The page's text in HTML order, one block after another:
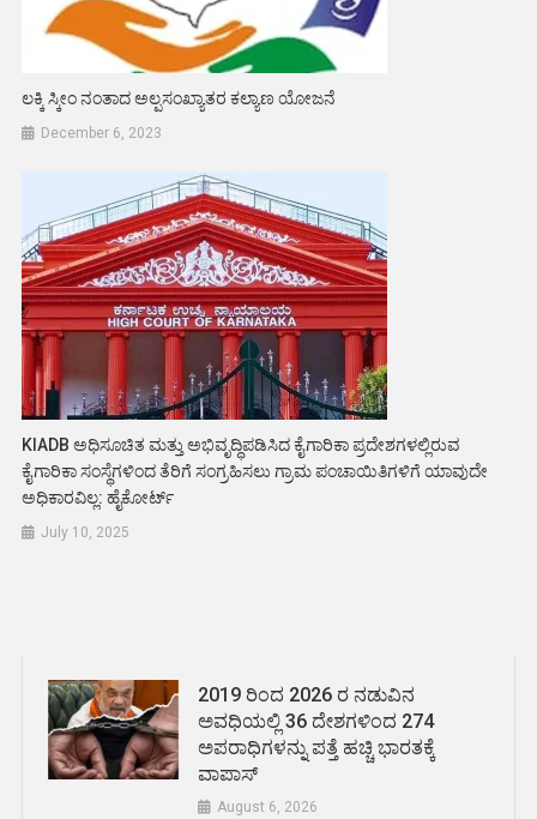
ಲಕ್ಕಿ ಸ್ಕೀಂ ನಂತಾದ ಅಲ್ಪಸಂಖ್ಯಾತರ ಕಲ್ಯಾಣ ಯೋಜನೆ
December 6, 2023
KIADB ಅಧಿಸೂಚಿತ ಮತ್ತು ಅಭಿವೃದ್ಧಿಪಡಿಸಿದ ಕೈಗಾರಿಕಾ ಪ್ರದೇಶಗಳಲ್ಲಿರುವ
ಕೈಗಾರಿಕಾ ಸಂಸ್ಥೆಗಳಿಂದ ತೆರಿಗೆ ಸಂಗ್ರಹಿಸಲು ಗ್ರಾಮ ಪಂಚಾಯಿತಿಗಳಿಗೆ ಯಾವುದೇ
ಅಧಿಕಾರವಿಲ್ಲ: ಹೈಕೋರ್ಟ್
July 10, 2025
2019 ರಿಂದ 2026 ರ ನಡುವಿನ
ಅವಧಿಯಲ್ಲಿ 36 ದೇಶಗಳಿಂದ 274
ಅಪರಾಧಿಗಳನ್ನು ಪತ್ತೆ ಹಚ್ಚಿ ಭಾರತಕ್ಕೆ
ವಾಪಾಸ್
August 6, 2026